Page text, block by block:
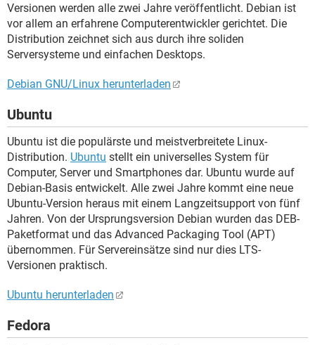
Versionen werden alle zwei Jahre veröffentlicht. Debian ist
vor allem an erfahrene Computerentwickler gerichtet. Die
Distribution zeichnet sich aus durch ihre soliden
Serversysteme und einfachen Desktops.
Debian GNU/Linux herunterladen
Ubuntu
Ubuntu ist die populärste und meistverbreitete Linux-
Distribution. Ubuntu stellt ein universelles System für
Computer, Server und Smartphones dar. Ubuntu wurde auf
Debian-Basis entwickelt. Alle zwei Jahre kommt eine neue
Ubuntu-Version heraus mit einem Langzeitsupport von fünf
Jahren. Von der Ursprungsversion Debian wurden das DEB-
Paketformat und das Advanced Packaging Tool (APT)
übernommen. Für Servereinsätze sind nur dies LTS-
Versionen praktisch.
Ubuntu herunterladen
Fedora